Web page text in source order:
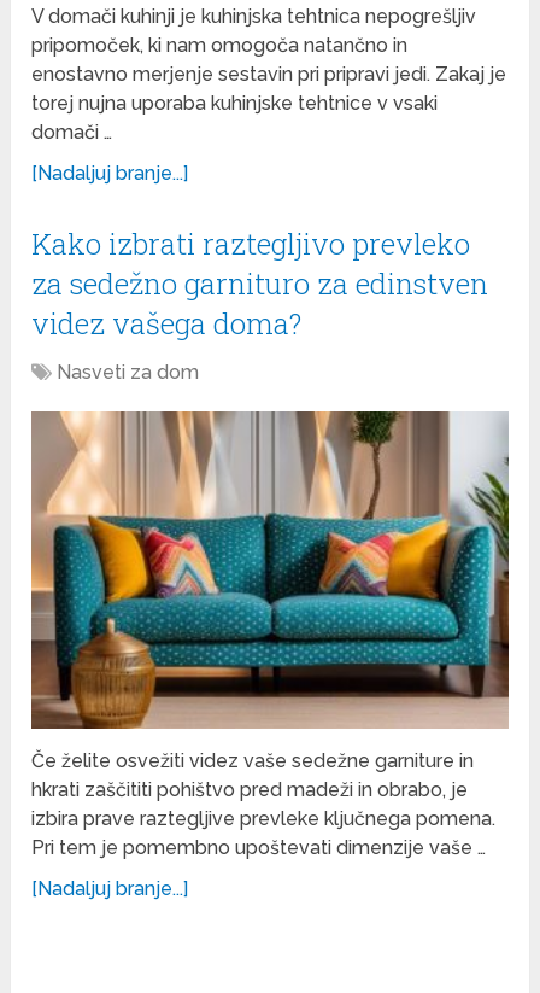
V domači kuhinji je kuhinjska tehtnica nepogrešljiv
pripomoček, ki nam omogoča natančno in
enostavno merjenje sestavin pri pripravi jedi. Zakaj je
torej nujna uporaba kuhinjske tehtnice v vsaki
domači …
[Nadaljuj branje...]
Kako izbrati raztegljivo prevleko
za sedežno garnituro za edinstven
videz vašega doma?
Nasveti za dom
Če želite osvežiti videz vaše sedežne garniture in
hkrati zaščititi pohištvo pred madeži in obrabo, je
izbira prave raztegljive prevleke ključnega pomena.
Pri tem je pomembno upoštevati dimenzije vaše …
[Nadaljuj branje...]